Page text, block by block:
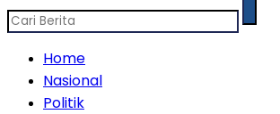
Home
Nasional
Politik